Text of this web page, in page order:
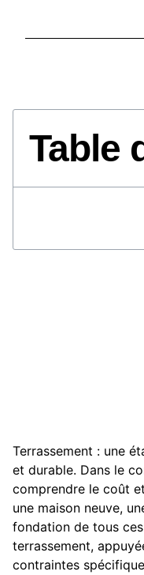
Table
Terrassement : une
et durable. Dans le
comprendre le coût
une maison neuve,
fondation de tous
terrassement,
contraintes